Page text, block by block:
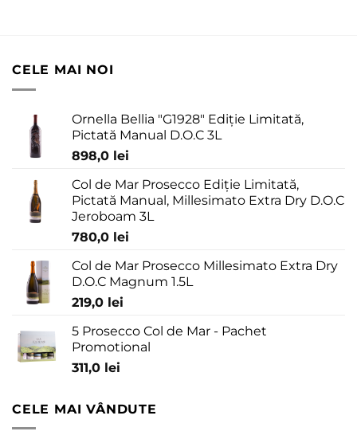
CELE MAI NOI
Ornella Bellia "G1928" Ediție Limitată,
Pictată Manual D.O.C 3L
898,0 lei
Col de Mar Prosecco Ediție Limitată,
Pictată Manual, Millesimato Extra Dry D.O.C
Jeroboam 3L
780,0 lei
Col de Mar Prosecco Millesimato Extra Dry
D.O.C Magnum 1.5L
219,0 lei
5 Prosecco Col de Mar - Pachet
Promotional
311,0 lei
CELE MAI VÂNDUTE